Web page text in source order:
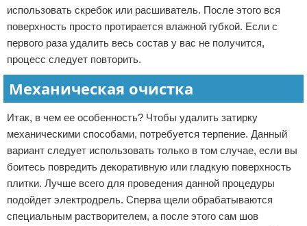
использовать скребок или расшиватель. После этого вся
поверхность просто протирается влажной губкой. Если с
первого раза удалить весь состав у вас не получится,
процесс следует повторить.
Механическая очистка
Итак, в чем ее особенность? Чтобы удалить затирку
механическими способами, потребуется терпение. Данный
вариант следует использовать только в том случае, если вы
боитесь повредить декоративную или гладкую поверхность
плитки. Лучше всего для проведения данной процедуры
подойдет электродрель. Сперва щели обрабатываются
специальным растворителем, а после этого сам шов